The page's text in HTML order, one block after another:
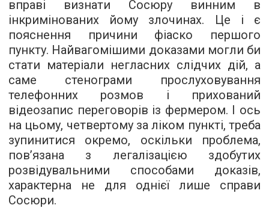
вправі визнати Сосюру винним в
інкримінованих йому злочинах. Це і є
пояснення причини фіаско першого
пункту. Найвагомішими доказами могли би
стати матеріали негласних слідчих дій, а
саме стенограми прослуховування
телефонних розмов і прихований
відеозапис переговорів із фермером. І ось
на цьому, четвертому за ліком пункті, треба
зупинитися окремо, оскільки проблема,
пов’язана з легалізацією здобутих
розвідувальними способами доказів,
характерна не для однієї лише справи
Сосюри.